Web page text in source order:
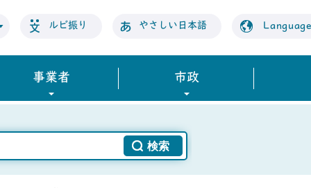
ルビ振り やさしい日本語 Language
事業者 市政